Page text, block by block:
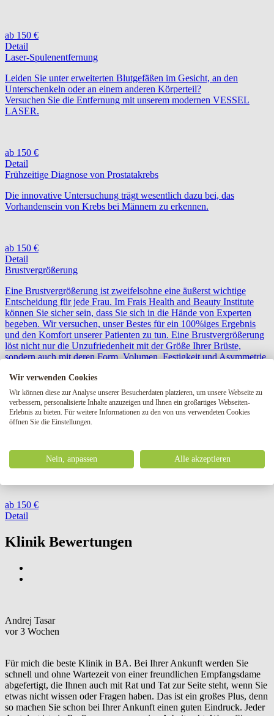
ab 150 €
Detail
Laser-Spulenentfernung
Leiden Sie unter erweiterten Blutgefäßen im Gesicht, an den
Unterschenkeln oder an einem anderen Körperteil?
Versuchen Sie die Entfernung mit unserem modernen VESSEL
LASER.
ab 150 €
Detail
Frühzeitige Diagnose von Prostatakrebs
Die innovative Untersuchung trägt wesentlich dazu bei, das
Vorhandensein von Krebs bei Männern zu erkennen.
ab 150 €
Detail
Brustvergrößerung
Eine Brustvergrößerung ist zweifelsohne eine äußerst wichtige
Entscheidung für jede Frau. Im Frais Health and Beauty Institute
können Sie sicher sein, dass Sie sich in die Hände von Experten
begeben. Wir versuchen, unser Bestes für ein 100%iges Ergebnis
und den Komfort unserer Patienten zu tun. Eine Brustvergrößerung
löst nicht nur die Unzufriedenheit mit der Größe Ihrer Brüste,
sondern auch mit deren Form, Volumen, Festigkeit und Asymmetrie.
von 1600 €
Detail
Epikutane Tests
Kontaktdermatitis, d. h. einer Allergie gegen Stoffe, die sich nach
Hautkontakt entwickelt hat.
ab 150 €
Detail
Klinik Bewertungen
Andrej Tasar
vor 3 Wochen
Für mich die beste Klinik in BA. Bei Ihrer Ankunft werden Sie
schnell und ohne Wartezeit von einer freundlichen Empfangsdame
abgefertigt, die Ihnen auch mit Rat und Tat zur Seite steht, wenn Sie
etwas nicht wissen oder Fragen haben. Das ist ein großes Plus, denn
so machen Sie schon bei Ihrer Ankunft einen guten Eindruck. Jeder
Wir verwenden Cookies
Wir können diese zur Analyse unserer Besucherdaten platzieren, um unsere Webseite zu
verbessern, personalisierte Inhalte anzuzeigen und Ihnen ein großartiges Webseiten-
Erlebnis zu bieten. Für weitere Informationen zu den von uns verwendeten Cookies
öffnen Sie die Einstellungen.
Nein, anpassen Alle akzeptieren